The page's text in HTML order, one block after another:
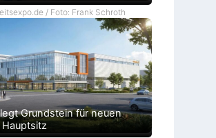
/ Foto: Frank Schroth
Grundstein für neuen